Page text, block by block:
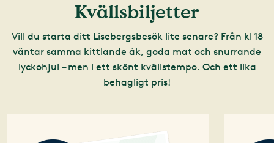
Kvällsbiljetter
Vill du starta ditt Lisebergsbesök lite senare? Från kl 18
väntar samma kittlande åk, goda mat och snurrande
lyckohjul – men i ett skönt kvällstempo. Och ett lika
behagligt pris!